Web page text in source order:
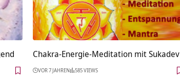
Chakra-Energie-Meditation mit Sukadev
VOR 7 JAHREN 585 VIEWS